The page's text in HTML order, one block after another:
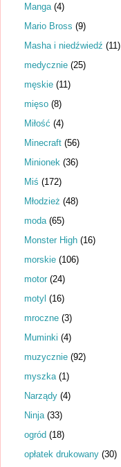
Manga (4)
Mario Bross (9)
Masha i niedźwiedź (11)
medycznie (25)
męskie (11)
mięso (8)
Miłość (4)
Minecraft (56)
Minionek (36)
Miś (172)
Młodzież (48)
moda (65)
Monster High (16)
morskie (106)
motor (24)
motyl (16)
mroczne (3)
Muminki (4)
muzycznie (92)
myszka (1)
Narządy (4)
Ninja (33)
ogród (18)
opłatek drukowany (30)